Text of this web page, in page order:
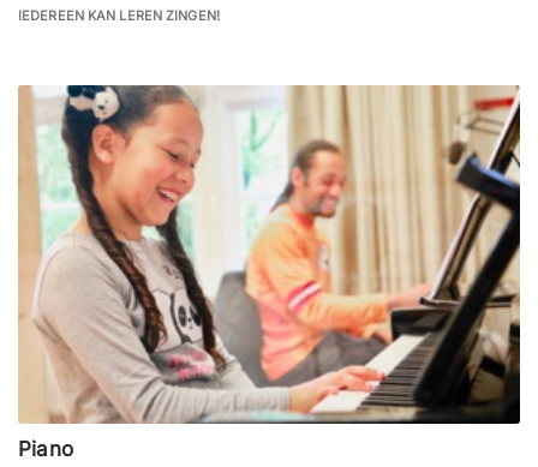
IEDEREEN KAN LEREN ZINGEN!
Piano